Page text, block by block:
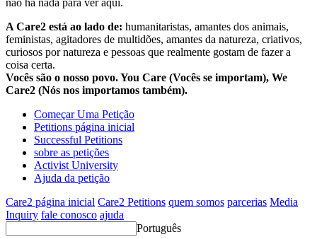
não há nada para ver aqui.
A Care2 está ao lado de: humanitaristas, amantes dos animais,
feministas, agitadores de multidões, amantes da natureza, criativos,
curiosos por natureza e pessoas que realmente gostam de fazer a
coisa certa.
Vocês são o nosso povo. You Care (Vocês se importam), We
Care2 (Nós nos importamos também).
Começar Uma Petição
Petitions página inicial
Successful Petitions
sobre as petições
Activist University
Ajuda da petição
Care2 página inicial Care2 Petitions quem somos parcerias Media
Inquiry fale conosco ajuda
Português